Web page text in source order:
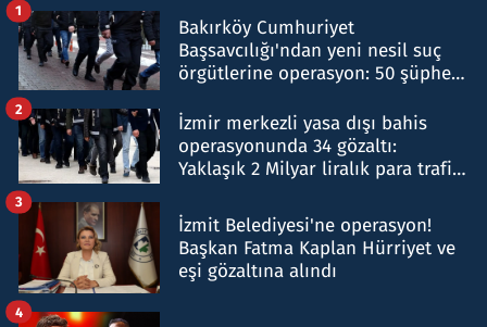
Bakırköy Cumhuriyet
Başsavcılığı'ndan yeni nesil suç
örgütlerine operasyon: 50 şüpheli
1
İzmir merkezli yasa dışı bahis
operasyonunda 34 gözaltı:
Yaklaşık 2 Milyar liralık para trafiği
2
İzmit Belediyesi'ne operasyon!
Başkan Fatma Kaplan Hürriyet ve
eşi gözaltına alındı
3
4